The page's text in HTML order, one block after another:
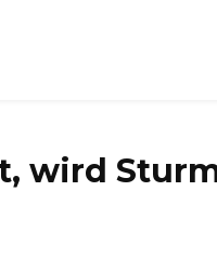
wird